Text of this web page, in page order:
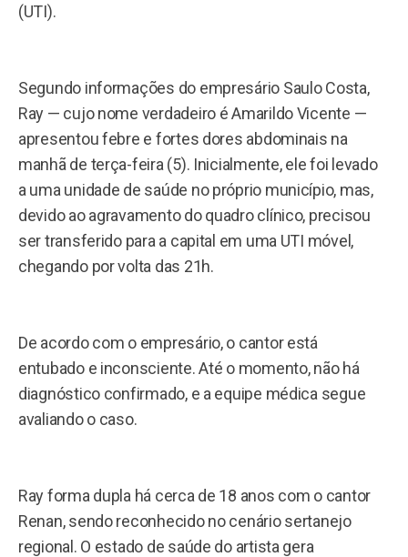
(UTI).
Segundo informações do empresário Saulo Costa,
Ray — cujo nome verdadeiro é Amarildo Vicente —
apresentou febre e fortes dores abdominais na
manhã de terça-feira (5). Inicialmente, ele foi levado
a uma unidade de saúde no próprio município, mas,
devido ao agravamento do quadro clínico, precisou
ser transferido para a capital em uma UTI móvel,
chegando por volta das 21h.
De acordo com o empresário, o cantor está
entubado e inconsciente. Até o momento, não há
diagnóstico confirmado, e a equipe médica segue
avaliando o caso.
Ray forma dupla há cerca de 18 anos com o cantor
Renan, sendo reconhecido no cenário sertanejo
regional. O estado de saúde do artista gera